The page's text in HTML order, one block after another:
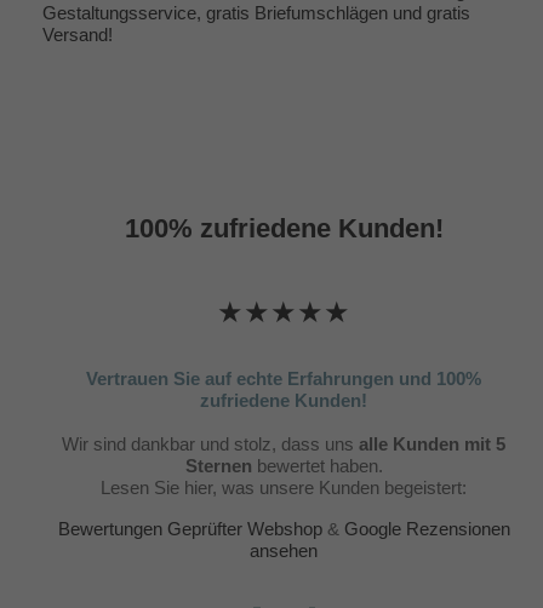
Gestaltungsservice, gratis Briefumschlägen und gratis
Versand!
100% zufriedene Kunden!
★★★★★
Vertrauen Sie auf echte Erfahrungen und 100%
zufriedene Kunden!
Wir sind dankbar und stolz, dass uns alle Kunden mit 5
Sternen bewertet haben.
Lesen Sie hier, was unsere Kunden begeistert:
Bewertungen Geprüfter Webshop& Google Rezensionen
ansehen